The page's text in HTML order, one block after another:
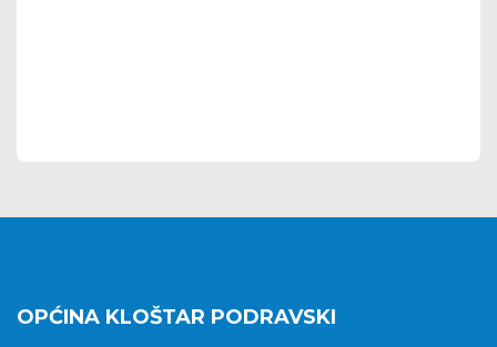
OPĆINA KLOŠTAR PODRAVSKI